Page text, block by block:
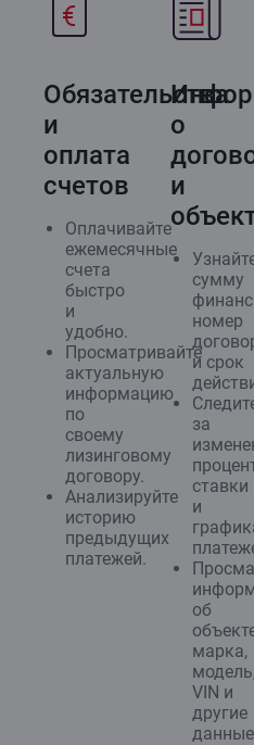
Обязательства
и
оплата
счетов
Оплачивайте
ежемесячные
счета
быстро
и
удобно.
Просматривайте
актуальную
информацию
по
своему
лизинговому
договору.
Анализируйте
историю
предыдущих
платежей.
о
и
сумму
номер
и срок
за
ставки
и
об
марка,
VIN и
другие